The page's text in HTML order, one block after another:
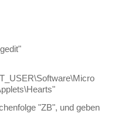
"ZB", und geben